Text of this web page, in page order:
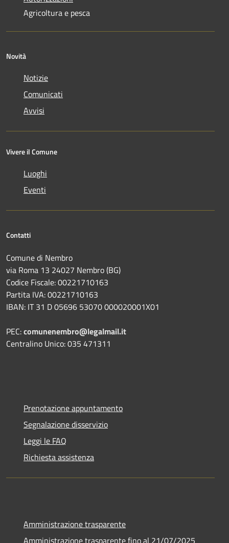
Agricoltura e pesca
Novità
Notizie
Comunicati
Avvisi
Vivere il Comune
Luoghi
Eventi
Contatti
Comune di Nembro
via Roma 13 24027 Nembro (BG)
Codice Fiscale: 00221710163
Partita IVA: 00221710163
IBAN: IT 31 D 05696 53070 000020001X01
PEC:comunenembro@legalmail.it
Centralino Unico: 035 471311
Prenotazione appuntamento
Segnalazione disservizio
Leggi le FAQ
Richiesta assistenza
Amministrazione trasparente
Amministrazione trasparente fino al 21/07/2025